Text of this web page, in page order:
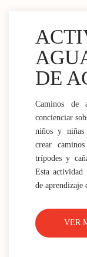
DE
Caminos de
concienciar
niños y niñas
crear
trípodes y
Esta
de aprendizaje
VER